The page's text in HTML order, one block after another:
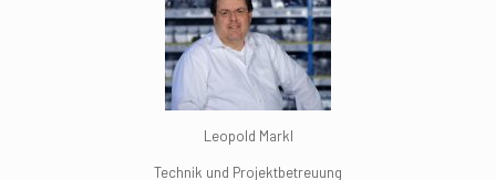
Leopold Markl
Technik und Projektbetreuung